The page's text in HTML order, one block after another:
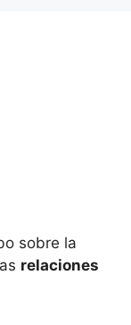
sobre la
relaciones